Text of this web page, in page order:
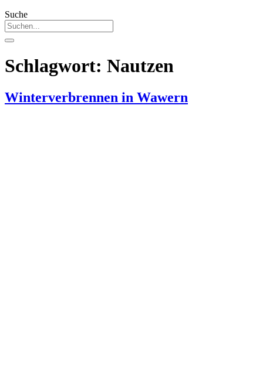
Suche
Schlagwort: Nautzen
Winterverbrennen in Wawern